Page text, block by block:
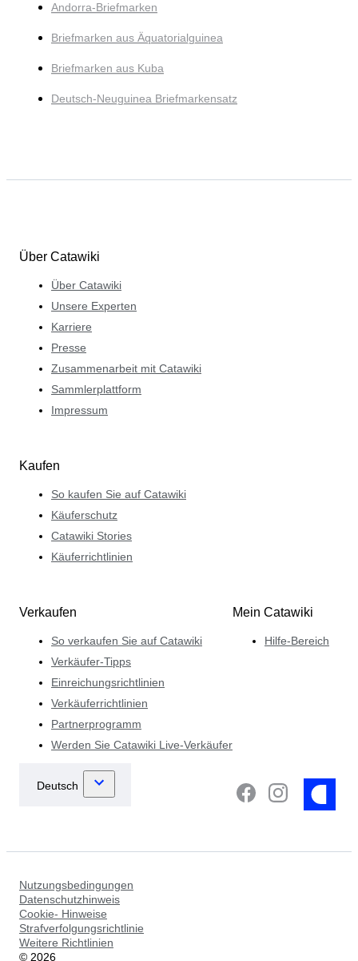
Andorra-Briefmarken
Briefmarken aus Äquatorialguinea
Briefmarken aus Kuba
Deutsch-Neuguinea Briefmarkensatz
Über Catawiki
Über Catawiki
Unsere Experten
Karriere
Presse
Zusammenarbeit mit Catawiki
Sammlerplattform
Impressum
Kaufen
So kaufen Sie auf Catawiki
Käuferschutz
Catawiki Stories
Käuferrichtlinien
Verkaufen
So verkaufen Sie auf Catawiki
Verkäufer-Tipps
Einreichungsrichtlinien
Verkäuferrichtlinien
Partnerprogramm
Werden Sie Catawiki Live-Verkäufer
Mein Catawiki
Hilfe-Bereich
Nutzungsbedingungen
Datenschutzhinweis
Cookie- Hinweise
Strafverfolgungsrichtlinie
Weitere Richtlinien
© 2026